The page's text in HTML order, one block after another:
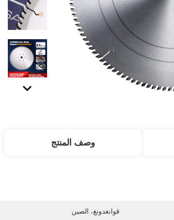
وصف المنتج
قوانغدونغ، الصين